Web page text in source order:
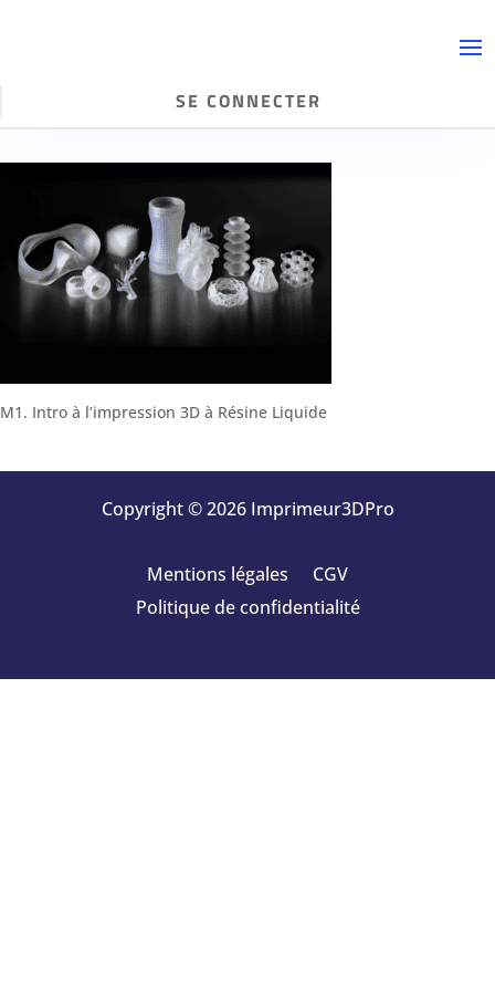
SE CONNECTER
M1. Intro à l’impression 3D à Résine Liquide
Copyright © 2026 Imprimeur3DPro
Mentions légales
CGV
Politique de confidentialité